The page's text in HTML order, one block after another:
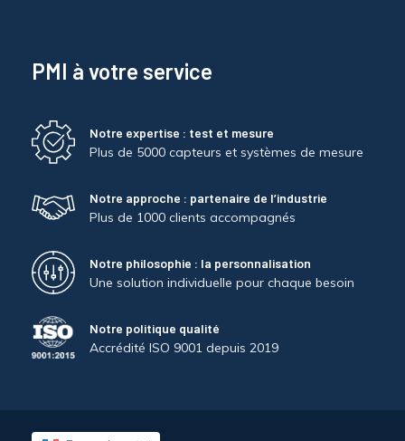
PMI à votre service
Notre expertise : test et mesure
Plus de 5000 capteurs et systèmes de mesure
Notre approche : partenaire de l’industrie
Plus de 1000 clients accompagnés
Notre philosophie : la personnalisation
Une solution individuelle pour chaque besoin
Notre politique qualité
Accrédité ISO 9001 depuis 2019